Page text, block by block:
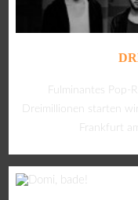
Fulminantes
Dreimillionen starten
Frankfurt